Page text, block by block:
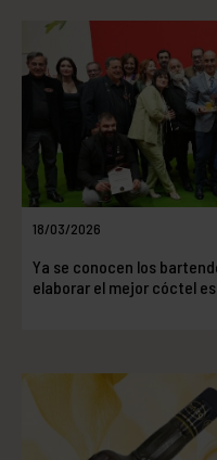
18/03/2026
Ya se conocen los
elaborar el mejor cóctel